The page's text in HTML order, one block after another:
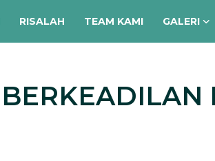
RISALAH TEAM KAMI GALERI